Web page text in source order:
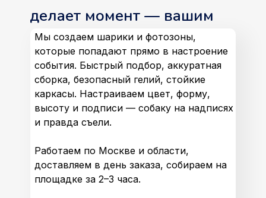
делает момент — вашим
Мы создаем шарики и фотозоны,
которые попадают прямо в настроение
события. Быстрый подбор, аккуратная
сборка, безопасный гелий, стойкие
каркасы. Настраиваем цвет, форму,
высоту и подписи — собаку на надписях
и правда съели.
Работаем по Москве и области,
доставляем в день заказа, собираем на
площадке за 2–3 часа.